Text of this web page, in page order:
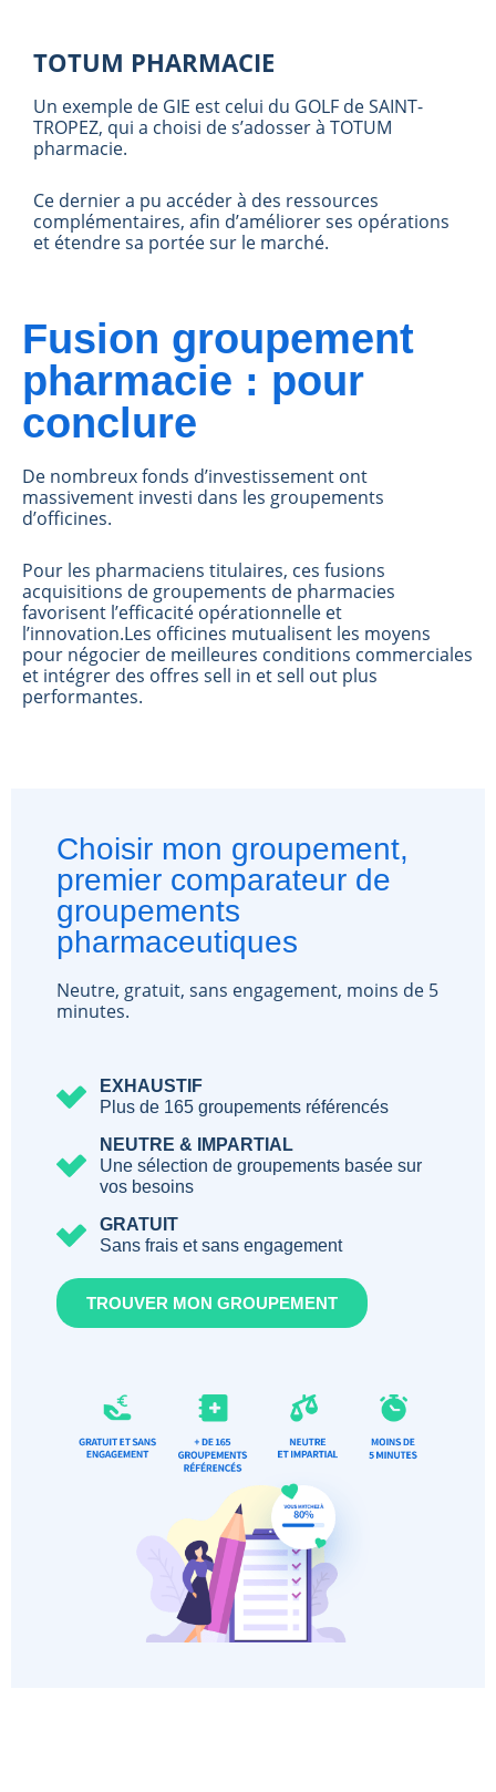
TOTUM PHARMACIE
Un exemple de GIE est celui du GOLF de SAINT-
TROPEZ, qui a choisi de s’adosser à TOTUM
pharmacie.
Ce dernier a pu accéder à des ressources
complémentaires, afin d’améliorer ses opérations
et étendre sa portée sur le marché.
Fusion groupement
pharmacie : pour
conclure
De nombreux fonds d’investissement ont
massivement investi dans les groupements
d’officines.
Pour les pharmaciens titulaires, ces fusions
acquisitions de groupements de pharmacies
favorisent l’efficacité opérationnelle et
l’innovation.Les officines mutualisent les moyens
pour négocier de meilleures conditions commerciales
et intégrer des offres sell in et sell out plus
performantes.
Choisir mon groupement,
premier comparateur de
groupements
pharmaceutiques
Neutre, gratuit, sans engagement, moins de 5
minutes.
EXHAUSTIF
Plus de 165 groupements référencés
NEUTRE & IMPARTIAL
Une sélection de groupements basée sur
vos besoins
GRATUIT
Sans frais et sans engagement
TROUVER MON GROUPEMENT